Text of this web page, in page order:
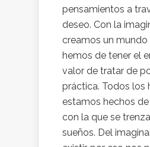
pensamientos a
deseo. Con la
creamos un mundo
hemos de tener el
valor de tratar de
práctica. Todos los
estamos hechos
con la que se
sueños. Del